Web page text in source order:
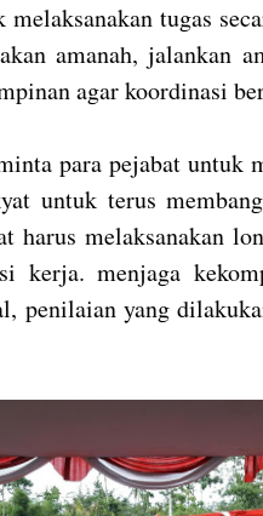
tugas
amanah, jalankan
agar koordinasi
para pejabat untuk
untuk terus
harus melaksanakan
kerja. menjaga
penilaian yang